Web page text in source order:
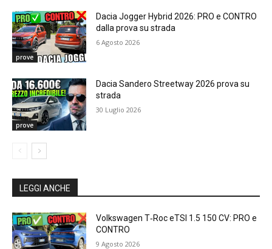
prove
Dacia Jogger Hybrid 2026: PRO e CONTRO
dalla prova su strada
6 Agosto 2026
prove
Dacia Sandero Streetway 2026 prova su
strada
30 Luglio 2026
LEGGI ANCHE
Volkswagen T‑Roc eTSI 1.5 150 CV: PRO e
CONTRO
9 Agosto 2026